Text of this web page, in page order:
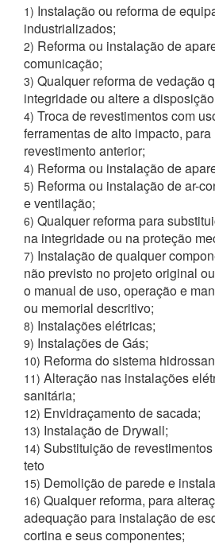
1) Instalação ou reforma de
industrializados;
2) Reforma ou instalação de
comunicação;
3) Qualquer reforma de vedação
integridade ou altere a
4) Troca de revestimentos com
ferramentas de alto impacto,
revestimento anterior;
4) Reforma ou instalação de
5) Reforma ou instalação de ar-
e ventilação;
6) Qualquer reforma para
na integridade ou na proteção
7) Instalação de qualquer
não previsto no projeto original
o manual de uso, operação e
ou memorial descritivo;
8) Instalações elétricas;
9) Instalações de Gás;
10) Reforma do sistema
11) Alteração nas instalações
sanitária;
12) Envidraçamento de sacada;
13) Instalação de Drywall;
14) Substituição de
teto
15) Demolição de parede e
16) Qualquer reforma, para
adequação para instalação de
cortina e seus componentes;